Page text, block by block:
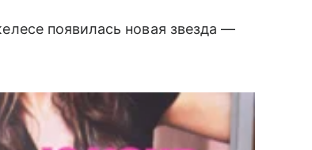
появилась новая звезда —